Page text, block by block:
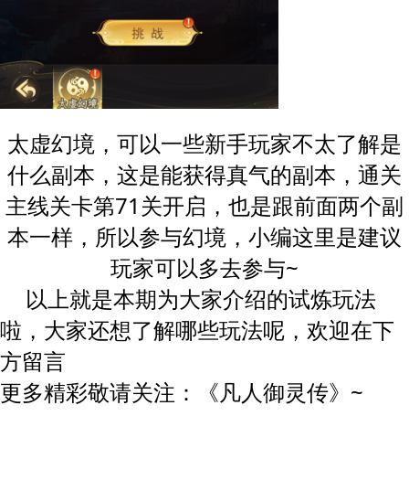
太虚幻境，可以一些新手玩家不太了解是
什么副本，这是能获得真气的副本，通关
主线关卡第71关开启，也是跟前面两个副
本一样，所以参与幻境，小编这里是建议
玩家可以多去参与~
以上就是本期为大家介绍的试炼玩法
啦，大家还想了解哪些玩法呢，欢迎在下
方留言
更多精彩敬请关注：《凡人御灵传》 ~